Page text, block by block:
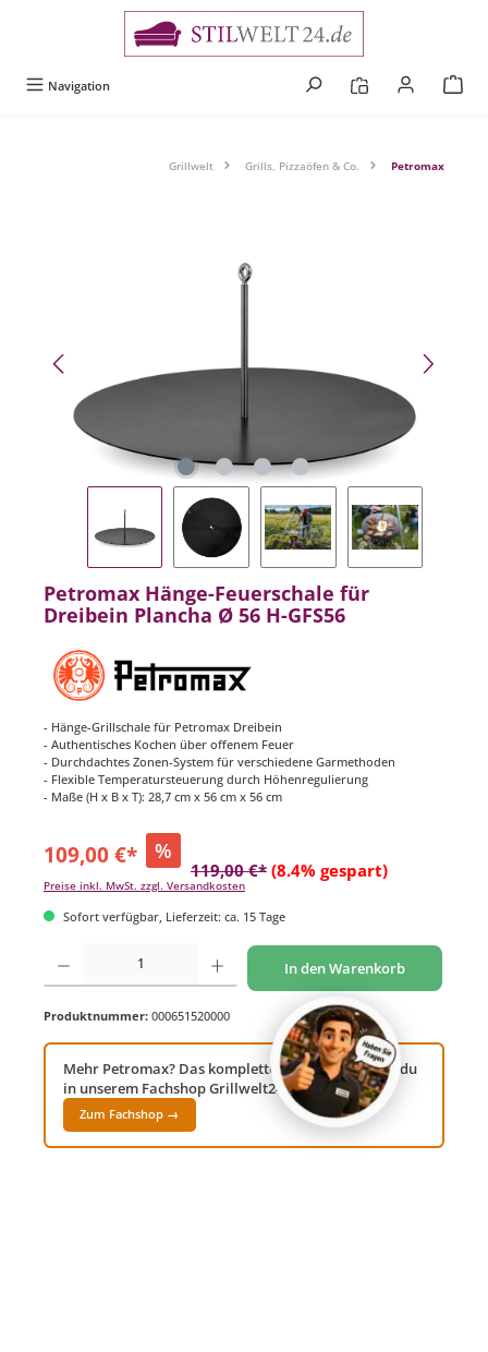
Navigation
Grillwelt Grills, Pizzaöfen & Co. Petromax
Petromax Hänge-Feuerschale für
Dreibein Plancha Ø 56 H-GFS56
- Hänge-Grillschale für Petromax Dreibein
- Authentisches Kochen über offenem Feuer
- Durchdachtes Zonen-System für verschiedene Garmethoden
- Flexible Temperatursteuerung durch Höhenregulierung
- Maße (H x B x T): 28,7 cm x 56 cm x 56 cm
109,00 €* %
119,00 €* (8.4% gespart)
Preise inkl. MwSt. zzgl. Versandkosten
Sofort verfügbar, Lieferzeit: ca. 15 Tage
Produkt Anzahl: Gib den gewünschten Wert ein oder benutze die Schaltflächen um
In den Warenkorb
Produktnummer: 000651520000
Mehr Petromax? Das komplette Sortiment findest du
in unserem Fachshop Grillwelt24!
Zum Fachshop →